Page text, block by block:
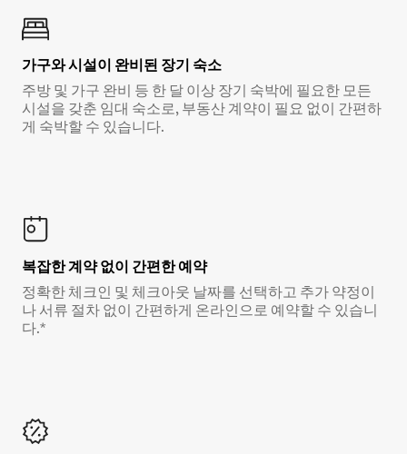
가구와 시설이 완비된 장기 숙소
주방 및 가구 완비 등 한 달 이상 장기 숙박에 필요한 모든
시설을 갖춘 임대 숙소로, 부동산 계약이 필요 없이 간편하
게 숙박할 수 있습니다.
복잡한 계약 없이 간편한 예약
정확한 체크인 및 체크아웃 날짜를 선택하고 추가 약정이
나 서류 절차 없이 간편하게 온라인으로 예약할 수 있습니
다.*